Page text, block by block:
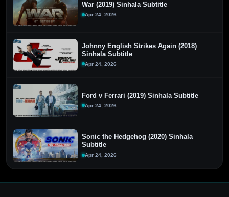
War (2019) Sinhala Subtitle
Apr 24, 2026
Johnny English Strikes Again (2018)
Sinhala Subtitle
Apr 24, 2026
Ford v Ferrari (2019) Sinhala Subtitle
Apr 24, 2026
Sonic the Hedgehog (2020) Sinhala
Subtitle
Apr 24, 2026